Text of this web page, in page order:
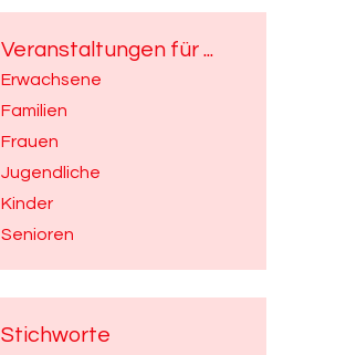
Veranstaltungen für ...
Erwachsene
Familien
Frauen
Jugendliche
Kinder
Senioren
Stichworte